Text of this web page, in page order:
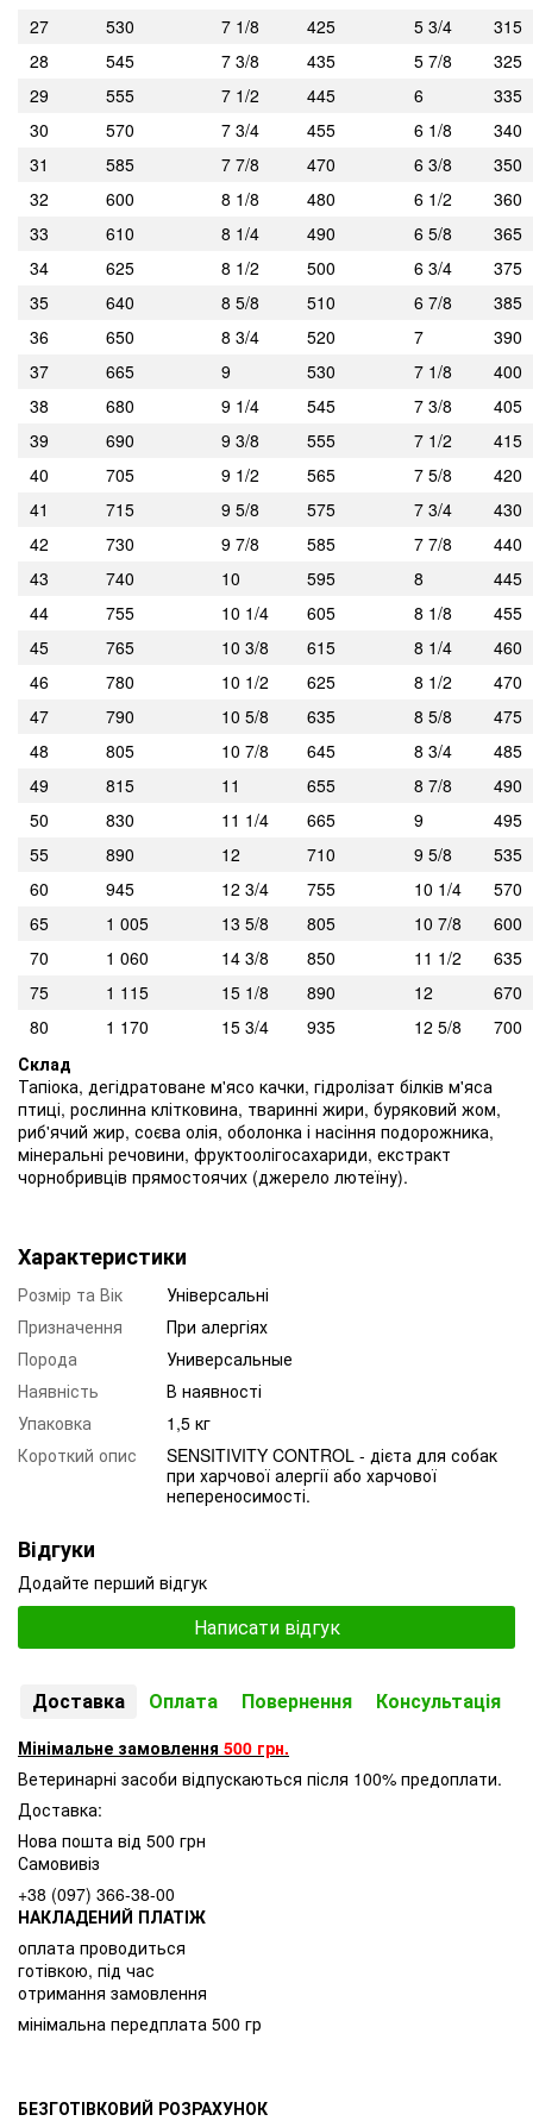
27
530 7 1/8 425 5 3/4
315
28
545 7 3/8 435 5 7/8
325
29
555 7 1/2 445 6
335
30
570 7 3/4 455 6 1/8
340
31
585 7 7/8 470 6 3/8
350
32
600 8 1/8 480 6 1/2
360
33
610 8 1/4 490 6 5/8
365
34
625 8 1/2 500 6 3/4
375
35
640 8 5/8 510 6 7/8
385
36
650 8 3/4 520 7
390
37
665 9 530 7 1/8
400
38
680 9 1/4 545 7 3/8
405
39
690 9 3/8 555 7 1/2
415
40
705 9 1/2 565 7 5/8
420
41
715 9 5/8 575 7 3/4
430
42
730 9 7/8 585 7 7/8
440
43
740 10 595 8
445
44
755 10 1/4 605 8 1/8
455
45
765 10 3/8 615 8 1/4
460
46
780 10 1/2 625 8 1/2
470
47
790 10 5/8 635 8 5/8
475
48
805 10 7/8 645 8 3/4
485
49
815 11 655 8 7/8
490
50
830 11 1/4 665 9
495
55
890 12 710 9 5/8
535
60
945 12 3/4 755 10 1/4
570
65
1 005 13 5/8 805 10 7/8
600
70
1 060 14 3/8 850 11 1/2
635
75
1 115 15 1/8 890 12
670
80
1 170 15 3/4 935 12 5/8
700
Склад
Тапіока, дегідратоване м'ясо качки, гідролізат білків м'яса
птиці, рослинна клітковина, тваринні жири, буряковий жом,
риб'ячий жир, соєва олія, оболонка і насіння подорожника,
мінеральні речовини, фруктоолігосахариди, екстракт
чорнобривців прямостоячих (джерело лютеїну).
Характеристики
Розмір та Вік
Універсальні
Призначення
При алергіях
Порода
Универсальные
Наявність
В наявності
Упаковка
1,5 кг
Короткий опис
SENSITIVITY CONTROL - дієта для собак
при харчової алергії або харчової
непереносимості.
Відгуки
Додайте перший відгук
Написати відгук
Доставка Оплата Повернення Консультація
Мінімальне замовлення 500 грн.
Ветеринарні засоби відпускаються після 100% предоплати.
Доставка:
Нова пошта від 500 грн
Самовивіз
+38 (097) 366-38-00
НАКЛАДЕНИЙ ПЛАТІЖ
оплата проводиться
готівкою, під час
отримання замовлення
мінімальна передплата 500 гр
БЕЗГОТІВКОВИЙ РОЗРАХУНОК